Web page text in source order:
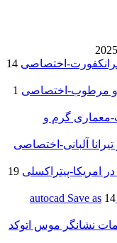
اختصاصی 14
و مرطوب-اختصاصی 1
معماری گرم و
آلبانی-اختصاصی
امریکا-پیتراکسلی 19
14
نشانگر موس اتوکد